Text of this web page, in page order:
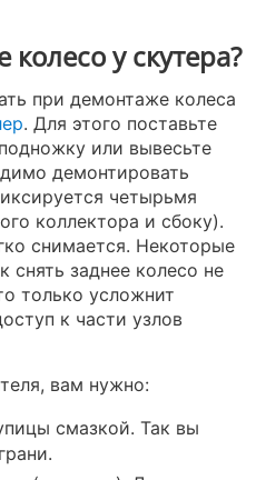
колесо у скутера?
при демонтаже колеса
. Для этого поставьте
или вывесьте
демонтировать
четырьмя
коллектора и сбоку).
снимается. Некоторые
снять заднее колесо не
только усложнит
к части узлов
вам нужно:
смазкой. Так вы